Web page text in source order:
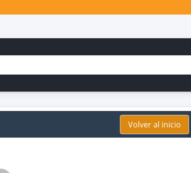
Volver al inicio